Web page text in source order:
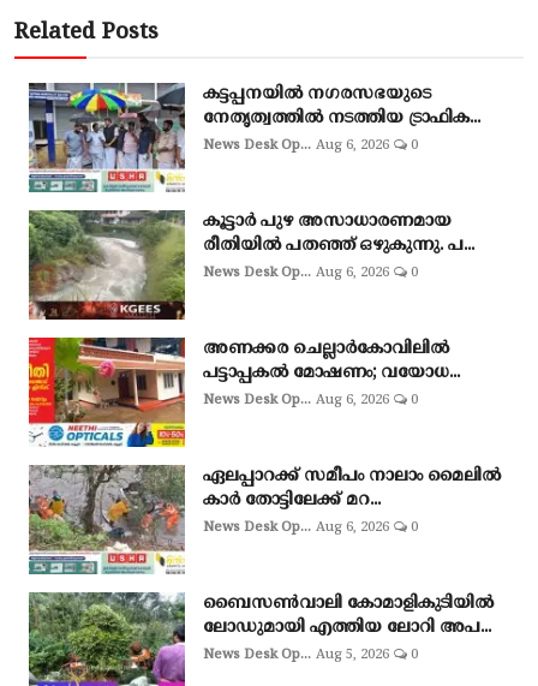
Related Posts
കട്ടപ്പനയിൽ നഗരസഭയുടെ
നേതൃത്വത്തിൽ നടത്തിയ ട്രാഫിക...
News Desk Op... Aug 6, 2026 0
കൂട്ടാർ പുഴ അസാധാരണമായ
രീതിയിൽ പതഞ്ഞ് ഒഴുകുന്നു. പ...
News Desk Op... Aug 6, 2026 0
അണക്കര ചെല്ലാര്‍കോവിലില്‍
പട്ടാപ്പകല്‍ മോഷണം; വയോധ...
News Desk Op... Aug 6, 2026 0
ഏലപ്പാറക്ക് സമീപം നാലാം മൈലിൽ
കാർ തോട്ടിലേക്ക് മറ...
News Desk Op... Aug 6, 2026 0
ബൈസണ്‍വാലി കോമാളികുടിയില്‍
ലോഡുമായി എത്തിയ ലോറി അപ...
News Desk Op... Aug 5, 2026 0